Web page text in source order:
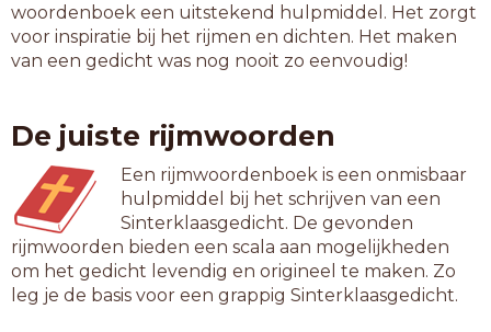
8-letterwoorden
aardveil
allerijl
drukfeil
handbijl
hardzeil
houtvijl
huurpeil
kerfbijl
kurkzeil
woordenboek een uitstekend hulpmiddel. Het zorgt
voor inspiratie bij het rijmen en dichten. Het maken
van een gedicht was nog nooit zo eenvoudig!
De juiste rijmwoorden
Een rijmwoordenboek is een onmisbaar
hulpmiddel bij het schrijven van een
Sinterklaasgedicht. De gevonden
rijmwoorden bieden een scala aan mogelijkheden
om het gedicht levendig en origineel te maken. Zo
leg je de basis voor een grappig Sinterklaasgedicht.